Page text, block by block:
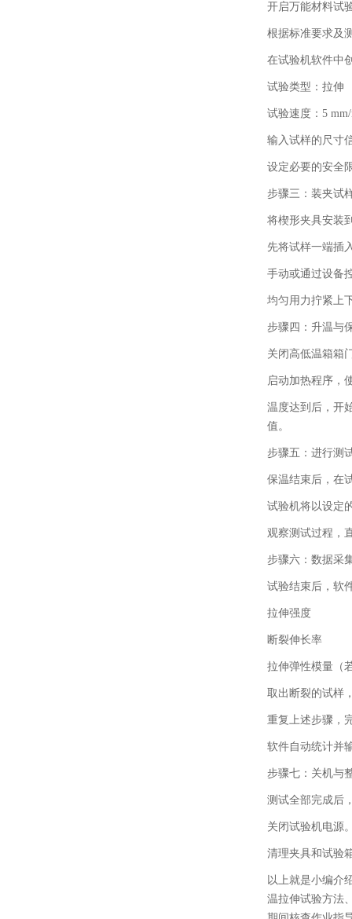
开启万能材料试
根据标准要求及
在试验机软件中
试验类型：拉伸
试验速度：5
输入试样的尺寸
设定必要的安全
步骤三：装夹试
将楔形夹具安装
先将试样一端插
手动或通过设备
均匀用力拧紧上
步骤四：升温与
关闭高低温箱箱
启动加热程序，
温度达到后，开
值。
步骤五：进行测
保温结束后，在
试验机将以设定
观察测试过程，
步骤六：数据采
试验结束后，软
拉伸强度
断裂伸长率
拉伸弹性模量（
取出断裂的试样
重复上述步骤，
软件自动统计并
步骤七：关机与
测试全部完成后
关闭试验机电源
清理夹具和试验
以上就是小编介
温拉伸试验方法